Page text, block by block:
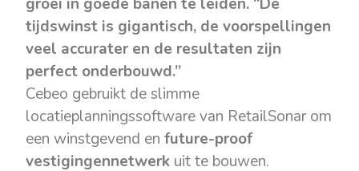
tijdswinst is gigantisch, de voorspellingen
veel accurater en de resultaten zijn
perfect onderbouwd.”
Cebeo gebruikt de slimme
locatieplanningssoftware van RetailSonar om
een winstgevend en future-proof
vestigingennetwerk uit te bouwen.